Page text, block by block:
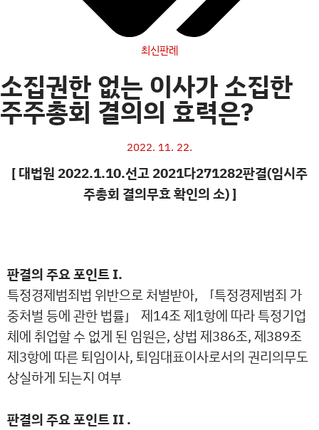
최신판례
소집권한 없는 이사가 소집한
주주총회 결의의 효력은?
2022. 11. 22.
[ 대법원 2022.1.10.선고 2021다271282판결(임시주
주총회 결의무효 확인의 소) ]
판결의 주요 포인트 Ⅰ.
특정경제범죄법 위반으로 처벌받아, 「특정경제범죄 가
중처벌 등에 관한 법률」 제14조 제1항에 따라특정기업
체에 취업할 수 없게 된 임원은, 상법 제386조, 제389조
제3항에 따른 퇴임이사, 퇴임대표이사로서의 권리의무도
상실하게 되는지 여부
판결의 주요 포인트 Ⅱ .